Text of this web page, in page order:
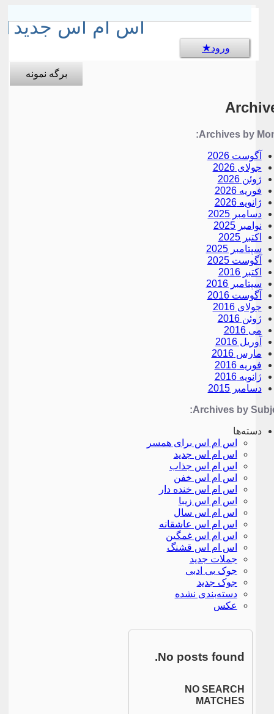
اس ام اس جدید
ورود
برگه نمونه
Archives by
آگوست 2026
جولای 2026
ژوئن 2026
فوریه 2026
ژانویه 2026
دسامبر 2025
نوامبر 2025
اکتبر 2025
سپتامبر 2025
آگوست 2025
اکتبر 2016
سپتامبر 2016
آگوست 2016
جولای 2016
ژوئن 2016
می 2016
آوریل 2016
مارس 2016
فوریه 2016
ژانویه 2016
دسامبر 2015
Archives by
دسته‌ها
اس ام اس برای همسر
اس ام اس جدید
اس ام اس جذاب
اس ام اس خفن
اس ام اس خنده دار
اس ام اس زیبا
اس ام اس سال
اس ام اس عاشقانه
اس ام اس غمگین
اس ام اس قشنگ
جملات جدید
جوک بی ادبی
جوک جدید
دسته‌بندی نشده
عکس
No posts found.
NO SEARCH
MATCHES